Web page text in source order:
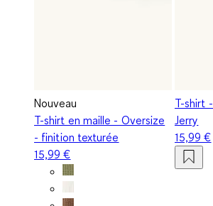
Nouveau
T-shirt en maille - Oversize
- finition texturée
15,99 €
T-shirt
Jerry
15,99 €